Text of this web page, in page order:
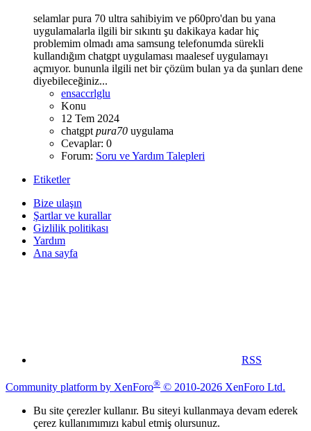
selamlar pura 70 ultra sahibiyim ve p60pro'dan bu yana
uygulamalarla ilgili bir sıkıntı şu dakikaya kadar hiç
problemim olmadı ama samsung telefonumda sürekli
kullandığım chatgpt uygulaması maalesef uygulamayı
açmıyor. bununla ilgili net bir çözüm bulan ya da şunları dene
diyebileceğiniz...
ensaccrlglu
Konu
12 Tem 2024
chatgpt pura70 uygulama
Cevaplar: 0
Forum: Soru ve Yardım Talepleri
Etiketler
Bize ulaşın
Şartlar ve kurallar
Gizlilik politikası
Yardım
Ana sayfa
RSS
Community platform by XenForo® © 2010-2026 XenForo Ltd.
Bu site çerezler kullanır. Bu siteyi kullanmaya devam ederek
çerez kullanımımızı kabul etmiş olursunuz.